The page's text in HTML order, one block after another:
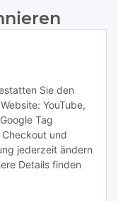
Sie den
YouTube,
Tag
Checkout und
jederzeit ändern
Details finden
widerruflich
Abonnieren